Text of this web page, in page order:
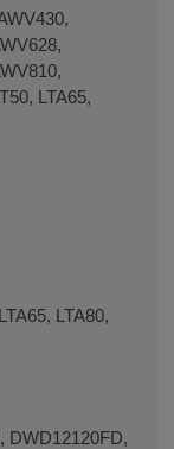
LTA65,
LTA80,
DWD12120FD,